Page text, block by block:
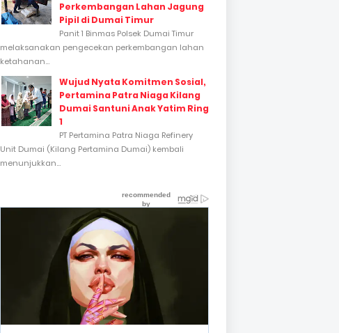
Perkembangan Lahan Jagung
Pipil di Dumai Timur
Panit 1 Binmas Polsek Dumai Timur
melaksanakan pengecekan perkembangan lahan
ketahanan...
Wujud Nyata Komitmen Sosial,
Pertamina Patra Niaga Kilang
Dumai Santuni Anak Yatim Ring
1
PT Pertamina Patra Niaga Refinery
Unit Dumai (Kilang Pertamina Dumai) kembali
menunjukkan...